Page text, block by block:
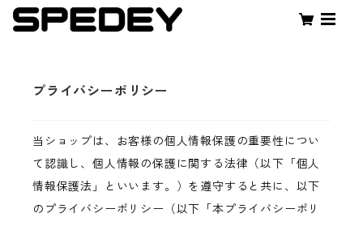
プライバシーポリシー
当ショップは、お客様の個人情報保護の重要性につい
て認識し、個人情報の保護に関する法律（以下「個人
情報保護法」といいます。）を遵守すると共に、以下
のプライバシーポリシー（以下「本プライバシーポリ